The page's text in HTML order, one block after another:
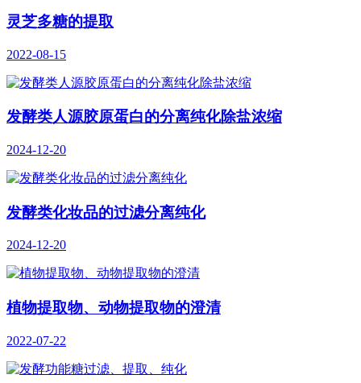
灵芝多糖的提取
2022-08-15
发酵类人源胶原蛋白的分离纯化除盐浓缩
2024-12-20
发酵类化妆品的过滤分离纯化
2024-12-20
植物提取物、动物提取物的澄清
2022-07-22